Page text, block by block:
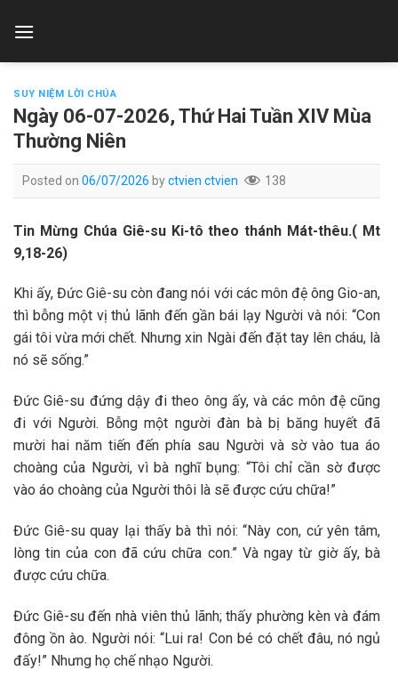
SUY NIỆM LỜI CHÚA
Ngày 06-07-2026, Thứ Hai Tuần XIV Mùa
Thường Niên
Posted on 06/07/2026 byctvien ctvien 138
Tin Mừng Chúa Giê-su Ki-tô theo thánh Mát-thêu.( Mt
9,18-26)
Khi ấy, Đức Giê-su còn đang nói với các môn đệ ông Gio-an,
thì bỗng một vị thủ lãnh đến gần bái lạy Người và nói: “Con
gái tôi vừa mới chết. Nhưng xin Ngài đến đặt tay lên cháu, là
nó sẽ sống.”
Đức Giê-su đứng dậy đi theo ông ấy, và các môn đệ cũng
đi với Người. Bỗng một người đàn bà bị băng huyết đã
mười hai năm tiến đến phía sau Người và sờ vào tua áo
choàng của Người, vì bà nghĩ bụng: “Tôi chỉ cần sờ được
vào áo choàng của Người thôi là sẽ được cứu chữa!”
Đức Giê-su quay lại thấy bà thì nói: “Này con, cứ yên tâm,
lòng tin của con đã cứu chữa con.” Và ngay từ giờ ấy, bà
được cứu chữa.
Đức Giê-su đến nhà viên thủ lãnh; thấy phường kèn và đám
đông ồn ào. Người nói: “Lui ra! Con bé có chết đâu, nó ngủ
đấy!” Nhưng họ chế nhạo Người.